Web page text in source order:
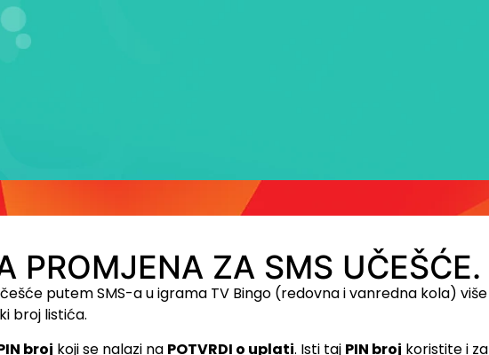
PROMJENA ZA SMS UČEŠĆE.
putem SMS-a u igrama TV Bingo (redovna i vanredna kola) više
broj listića.
broj koji se nalazi na POTVRDI o uplati. Isti taj PIN broj koristite i za